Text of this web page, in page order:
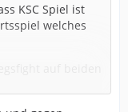
KSC Spiel ist
welches